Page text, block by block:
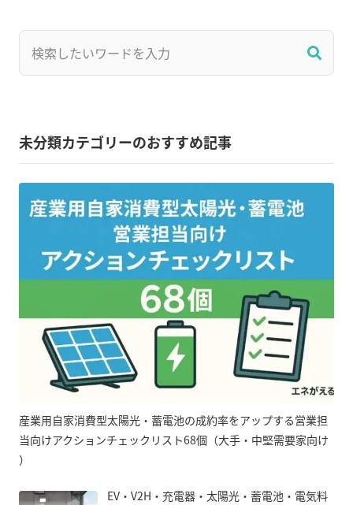
未分類カテゴリーのおすすめ記事
産業用自家消費型太陽光・蓄電池の成約率をアップする営業担
当向けアクションチェックリスト68個（大手・中堅需要家向け
）
EV・V2H・充電器・太陽光・蓄電池・電気料